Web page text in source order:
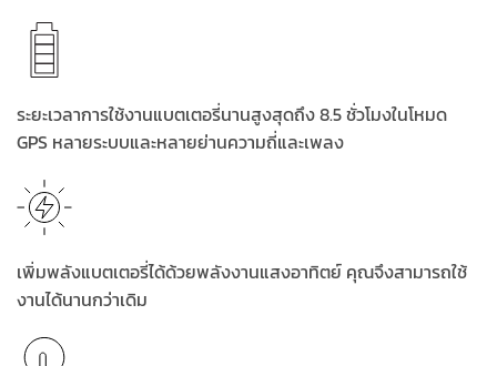
ระยะเวลาการใช้งานแบตเตอรี่นานสูงสุดถึง 8.5 ชั่วโมงในโหมด
GPS หลายระบบและหลายย่านความถี่และเพลง
เพิ่มพลังแบตเตอรี่ได้ด้วยพลังงานแสงอาทิตย์ คุณจึงสามารถใช้
งานได้นานกว่าเดิม